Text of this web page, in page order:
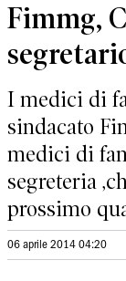
Fimmg,
I medici di
sindacato
medici di
segreteria
prossimo
06 aprile 2014 04:20